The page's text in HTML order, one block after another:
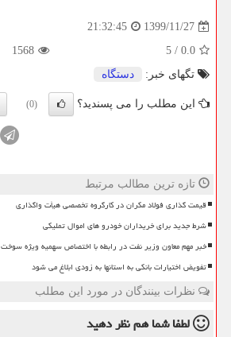
1399/11/27
21:32:45
0.0
/
5
1568
تگهای خبر:
دستگاه
این مطلب را می پسندید؟ (0)
تازه ترین مطالب مرتبط
قیمت گذاری فولاد مکران در کارگروه تخصصی هیأت واگذاری
شرط جدید برای خریداران خودرو های اموال تملیکی
خبر مهم معاون وزیر نفت در رابطه با اختصاص سهمیه ویژه سوخت
تفویض اختیارات بانکی به استانها به زودی ابلاغ می شود
نظرات بینندگان در مورد این مطلب
لطفا شما همنظر دهید